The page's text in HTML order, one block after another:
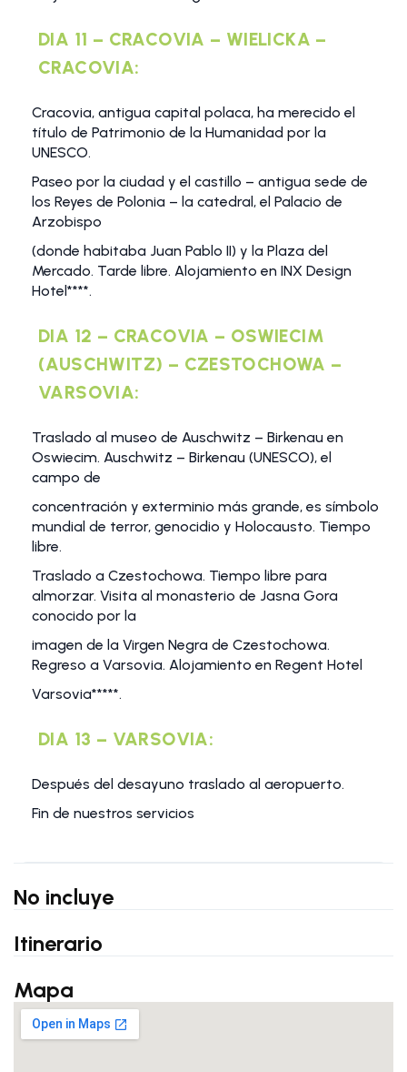
DIA 11 – CRACOVIA – WIELICKA –
CRACOVIA:
Cracovia, antigua capital polaca, ha merecido el
título de Patrimonio de la Humanidad por la
UNESCO.
Paseo por la ciudad y el castillo – antigua sede de
los Reyes de Polonia – la catedral, el Palacio de
Arzobispo
(donde habitaba Juan Pablo II) y la Plaza del
Mercado. Tarde libre. Alojamiento en INX Design
Hotel****.
DIA 12 – CRACOVIA – OSWIECIM
(AUSCHWITZ) – CZESTOCHOWA –
VARSOVIA:
Traslado al museo de Auschwitz – Birkenau en
Oswiecim. Auschwitz – Birkenau (UNESCO), el
campo de
concentración y exterminio más grande, es símbolo
mundial de terror, genocidio y Holocausto. Tiempo
libre.
Traslado a Czestochowa. Tiempo libre para
almorzar. Visita al monasterio de Jasna Gora
conocido por la
imagen de la Virgen Negra de Czestochowa.
Regreso a Varsovia. Alojamiento en Regent Hotel
Varsovia*****.
DIA 13 – VARSOVIA:
Después del desayuno traslado al aeropuerto.
Fin de nuestros servicios
No incluye
Itinerario
Mapa